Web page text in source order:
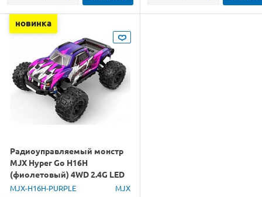
новинка
Радиоуправляемый монстр
MJX Hyper Go H16H
(фиолетовый) 4WD 2.4G LED
GPS 1/16 RTR
MJX-H16H-PURPLE MJX